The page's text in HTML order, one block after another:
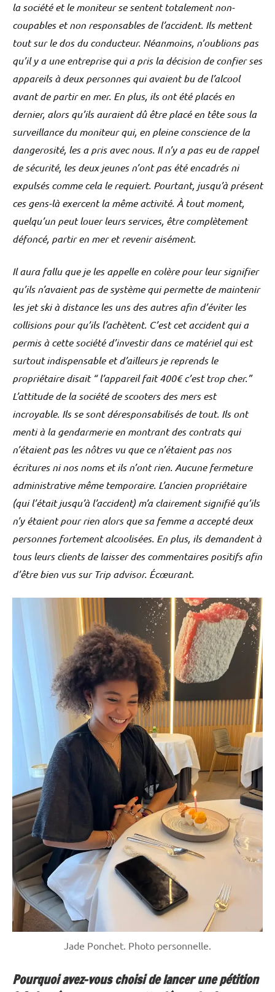
la société et le moniteur se sentent totalement non-
coupables et non responsables de l’accident. Ils mettent
tout sur le dos du conducteur. Néanmoins, n’oublions pas
qu’il y a une entreprise qui a pris la décision de confier ses
appareils à deux personnes qui avaient bu de l’alcool
avant de partir en mer. En plus, ils ont été placés en
dernier, alors qu’ils auraient dû être placé en tête sous la
surveillance du moniteur qui, en pleine conscience de la
dangerosité, les a pris avec nous. Il n’y a pas eu de rappel
de sécurité, les deux jeunes n’ont pas été encadrés ni
expulsés comme cela le requiert. Pourtant, jusqu’à présent
ces gens-là exercent la même activité. À tout moment,
quelqu’un peut louer leurs services, être complètement
défoncé, partir en mer et revenir aisément.
Il aura fallu que je les appelle en colère pour leur signifier
qu’ils n’avaient pas de système qui permette de maintenir
les jet ski à distance les uns des autres afin d’éviter les
collisions pour qu’ils l’achètent. C’est cet accident qui a
permis à cette société d’investir dans ce matériel qui est
surtout indispensable et d’ailleurs je reprends le
propriétaire disait “ l’appareil fait 400€ c’est trop cher.”
L’attitude de la société de scooters des mers est
incroyable. Ils se sont déresponsabilisés de tout. Ils ont
menti à la gendarmerie en montrant des contrats qui
n’étaient pas les nôtres vu que ce n’étaient pas nos
écritures ni nos noms et ils n’ont rien. Aucune fermeture
administrative même temporaire. L’ancien propriétaire
(qui l’était jusqu’à l’accident) m’a clairement signifié qu’ils
n’y étaient pour rien alors que sa femme a accepté deux
personnes fortement alcoolisées. En plus, ils demandent à
tous leurs clients de laisser des commentaires positifs afin
d’être bien vus sur Trip advisor. Écœurant.
Jade Ponchet. Photo personnelle.
Pourquoi avez-vous choisi de lancer une pétition